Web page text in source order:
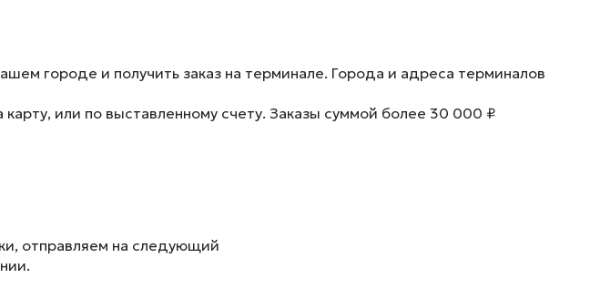
городе и получить заказ на терминале. Города и адреса терминалов
или по выставленному счету. Заказы суммой более 30 000 ₽
отправляем на следующий